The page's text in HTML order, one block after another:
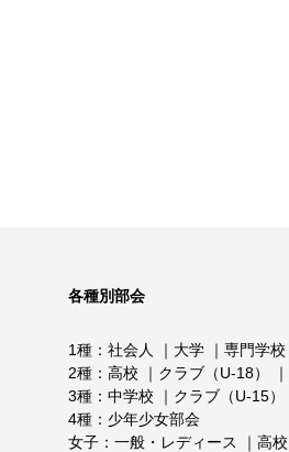
各種別部会
1種 社会人 大学
専門学校
2種
高校 クラブ（U-18）
3種
中学校 クラブ（U-15）
4種
少年少女部会
女子
一般・レディース 高校